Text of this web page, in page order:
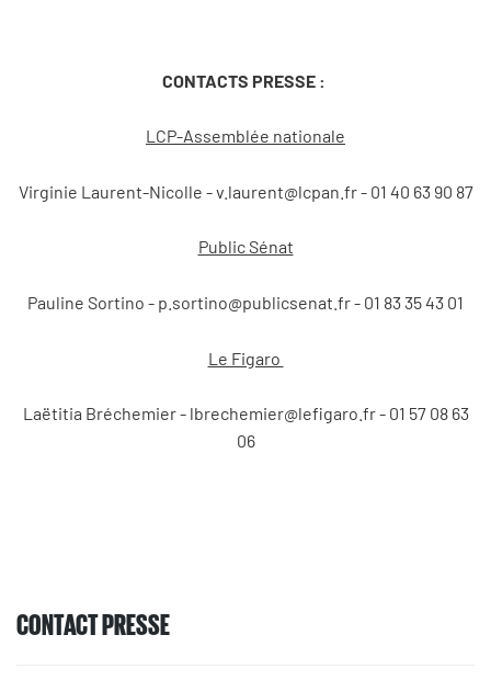
CONTACTS PRESSE :
LCP-Assemblée nationale
Virginie Laurent-Nicolle - v.laurent@lcpan.fr - 01 40 63 90 87
Public Sénat
Pauline Sortino - p.sortino@publicsenat.fr - 01 83 35 43 01
Le Figaro
Laëtitia Bréchemier - lbrechemier@lefigaro.fr - 01 57 08 63
06
CONTACT PRESSE